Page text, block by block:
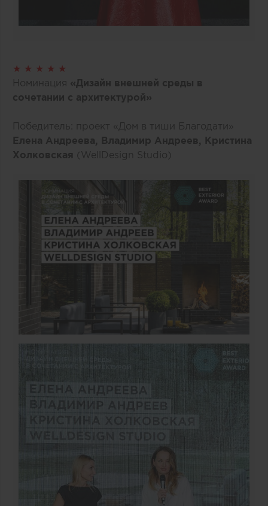
★ ★ ★ ★ ★
Номинация «Дизайн внешней среды в
сочетании с архитектурой»
Победитель: проект «Дом в тиши Благодати»
Елена Андреева, Владимир Андреев, Кристина
Холковская (WellDesign Studio)